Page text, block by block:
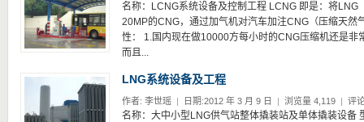
名称：LCNG系统设备及控制工程 LCNG 即是：将LNG
20MP的CNG，通过加气机对汽车加注CNG（压缩天然
性： 1.国内现在做10000方每小时的CNG压缩机还是非
而且...
LNG系统设备及工程
作者: 李世瑶 | 日期:2012 年 3 月 9 日 | 浏览量 4,119 | 评
名称：大中小型LNG供气站整体撬装站及单体撬装设备